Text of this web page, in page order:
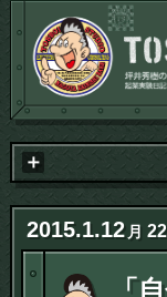
2015.1.12 月
「